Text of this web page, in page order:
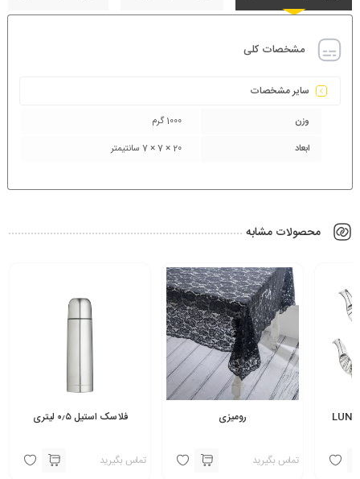
مشخصات کلی
سایر مشخصات
وزن
1000 گرم
ابعاد
20 × 7 × 7 سانتیمتر
محصولات مشابه
رومیزی
تماس بگیرید
فلاسک استیل ۰٫۵ لیتری
تماس بگیرید